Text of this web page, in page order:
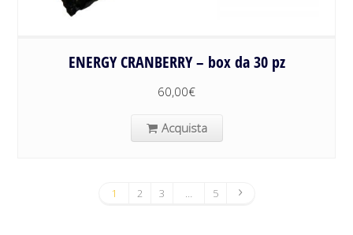
ENERGY CRANBERRY – box da 30 pz
60,00€
Acquista
1 2 3 5